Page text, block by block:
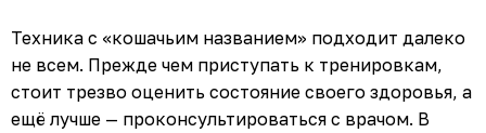
Техника с «кошачьим названием» подходит далеко
не всем. Прежде чем приступать к тренировкам,
стоит трезво оценить состояние своего здоровья, а
ещё лучше — проконсультироваться с врачом. В